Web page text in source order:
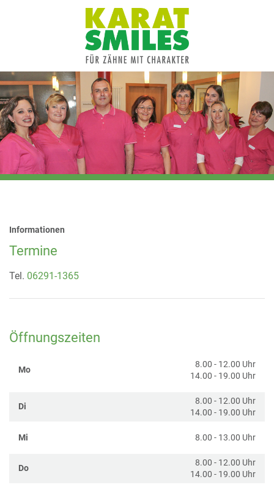
Informationen
Termine
Tel. 06291-1365
Öffnungszeiten
Mo
8.00 - 12.00 Uhr
14.00 - 19.00 Uhr
Di
8.00 - 12.00 Uhr
14.00 - 19.00 Uhr
Mi 8.00 - 13.00 Uhr
Do
8.00 - 12.00 Uhr
14.00 - 19.00 Uhr